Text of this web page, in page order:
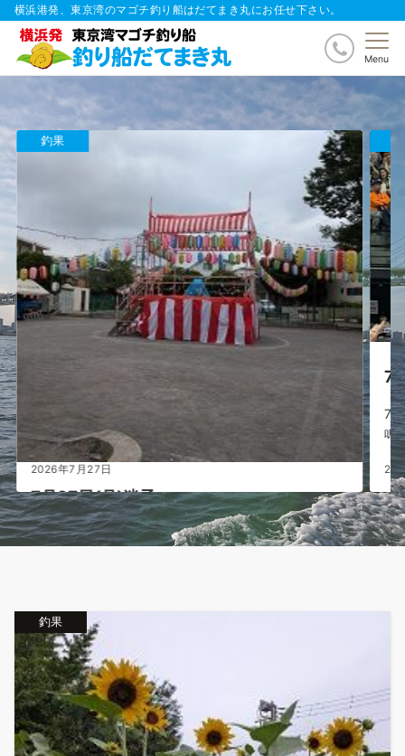
横浜港発、東京湾のマゴチ釣り船はだてまき丸にお任せ下さい。
Menu
った の
7月13日(月)
7月13日(月) 湿度高い日々がつづいてますね～ セミ
鳴き出しま...
2026年7月13日
釣果